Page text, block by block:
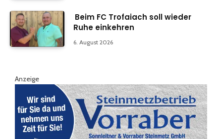
Beim FC Trofaiach soll wieder
Ruhe einkehren
6. August 2026
Anzeige